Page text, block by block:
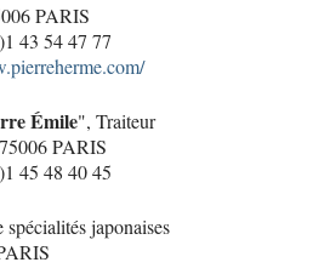
PARIS
43 54 47 77
Émile", Traiteur
PARIS
45 48 40 45
spécialités japonaises